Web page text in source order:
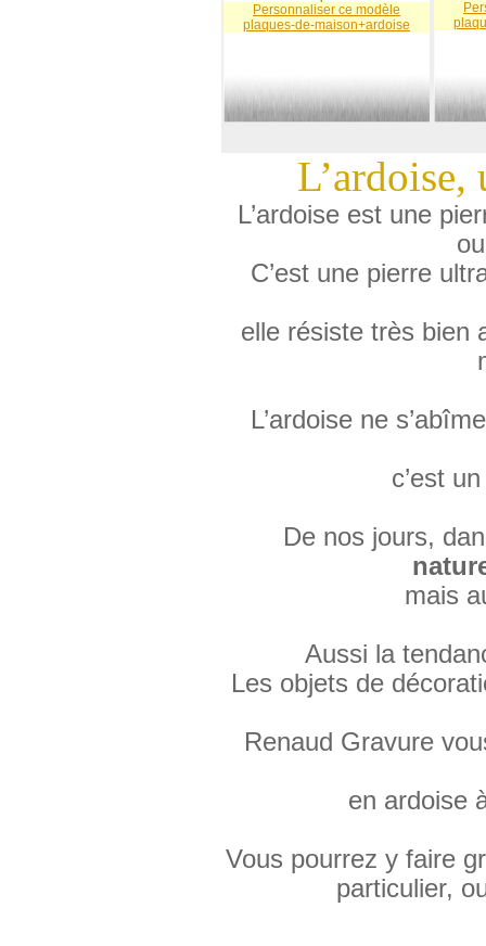
Personnaliser ce modèle
plaques-de-maison+ardoise
L’ardoise est une
C’est une pierre
elle résiste très bien
L’ardoise ne
c’est
De nos jours,
mais
Aussi la
Les objets de
Renaud Gravure
en ardoise
Vous pourrez y faire
particulier,